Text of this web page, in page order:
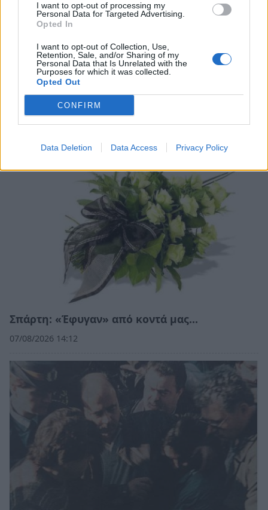
I want to opt-out of processing my
Personal Data for Targeted Advertising.
Opted In
I want to opt-out of Collection, Use,
Retention, Sale, and/or Sharing of my
Personal Data that Is Unrelated with the
Purposes for which it was collected.
Opted Out
CONFIRM
Data Deletion Data Access Privacy Policy
Σχετικά Άρθρα
Σπάρτη: «Έφυγαν» από κοντά μας…
07/08/2026 14:12